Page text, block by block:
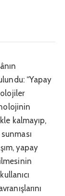
“Yapay
kalmayıp,
yapay